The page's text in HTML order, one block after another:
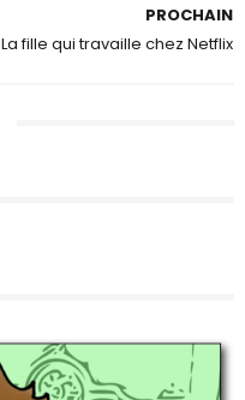
PROCHAIN
La fille qui travaille chez Netflix